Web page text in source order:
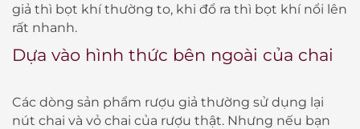
giả thì bọt khí thường to, khi đổ ra thì bọt khí nổi lên
rất nhanh.
Dựa vào hình thức bên ngoài của chai
Các dòng sản phẩm rượu giả thường sử dụng lại
nút chai và vỏ chai của rượu thật. Nhưng nếu bạn